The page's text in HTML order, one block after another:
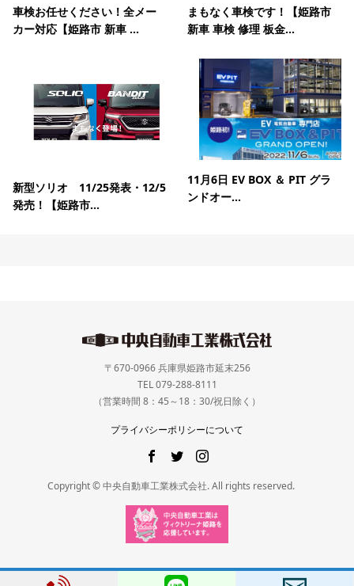
車検お任せください！全メー
カー対応【姫路市 新車 ...
まもなく車検です！【姫路市
新車 車検 修理 板金...
新型ソリオ 11/25発表・12/5
発売！【姫路市...
11月6日 EV BOX ＆ PIT グラ
ンドオー...
〒670-0966 兵庫県姫路市延末256
TEL 079-288-8111
（営業時間 8：45～18：30/祝日除く）
プライバシーポリシーについて
Copyright © 中央自動車工業株式会社. All rights reserved.